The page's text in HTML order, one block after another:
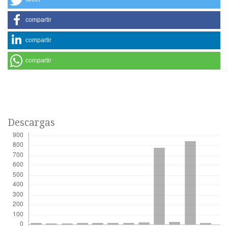
compartir
compartir
compartir
Descargas